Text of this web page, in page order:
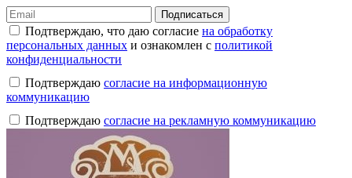
Подписаться
Подтверждаю, что даю согласие на обработку
персональных данных и ознакомлен с политикой
конфиденциальности
Подтверждаю согласие на информационную
коммуникацию
Подтверждаю согласие на рекламную коммуникацию